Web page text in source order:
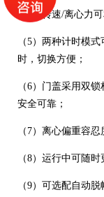
（4）转速/离心力
（5）两种计时模
时，切换方便；
（6）门盖采用双
安全可靠；
（7）离心偏重容
（8）运行中可随
（9）可选配自动